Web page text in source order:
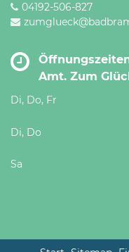
04192-506-827
Amt. Zum
Di, Do, Fr
Di, Do
Sa